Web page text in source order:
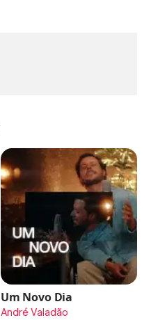
Um Novo Dia
André Valadão